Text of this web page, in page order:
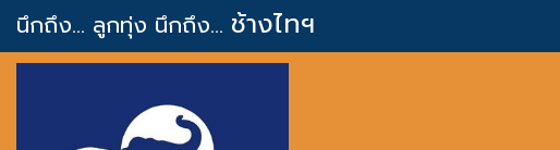
นึกถึง... ลูกทุ่ง นึกถึง... ช้างไทฯ